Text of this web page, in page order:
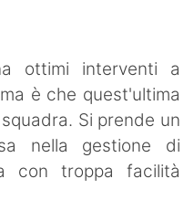
ottimi interventi a
è che quest'ultima
Si prende un
nella gestione di
con troppa facilità